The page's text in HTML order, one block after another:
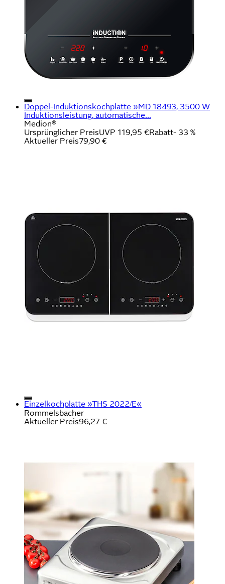
Doppel-Induktionskochplatte »MD 18493, 3500 W
Induktionsleistung, automatische...
Medion®
Ursprünglicher PreisUVP 119,95 €Rabatt- 33 %
Aktueller Preis79,90 €
Einzelkochplatte »THS 2022/E«
Rommelsbacher
Aktueller Preis96,27 €